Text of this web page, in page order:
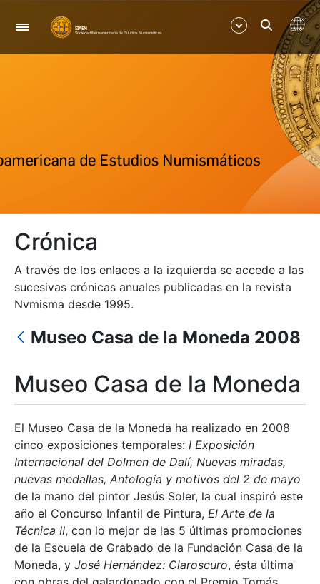
Navegación
Mostrar/Ocultar
Mostrar/Ocultar
Mostrar/Ocultar
Crónica
A través de los enlaces a la izquierda se accede a las
sucesivas crónicas anuales publicadas en la revista
Nvmisma desde 1995.
Museo Casa de la Moneda 2008
Museo Casa de la Moneda
El Museo Casa de la Moneda ha realizado en 2008
cinco exposiciones temporales: I Exposición
Internacional del Dolmen de Dalí, Nuevas miradas,
nuevas medallas, Antología y motivos del 2 de mayo
de la mano del pintor Jesús Soler, la cual inspiró este
año el Concurso Infantil de Pintura, El Arte de la
Técnica II, con lo mejor de las 5 últimas promociones
de la Escuela de Grabado de la Fundación Casa de la
Moneda, y José Hernández: Claroscuro, ésta última